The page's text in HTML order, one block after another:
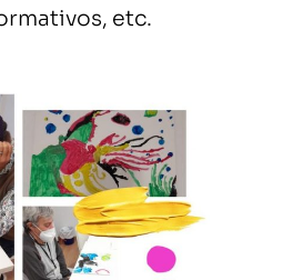
etc.